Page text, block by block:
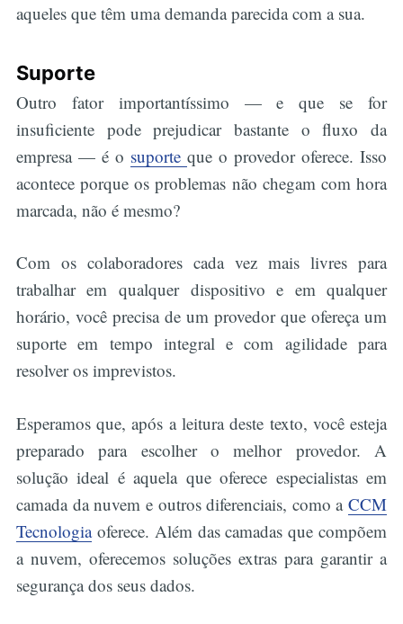
aqueles que têm uma demanda parecida com a sua.
Suporte
Outro fator importantíssimo — e que se for
insuficiente pode prejudicar bastante o fluxo da
empresa — é o suporteque o provedor oferece. Isso
acontece porque os problemas não chegam com hora
marcada, não é mesmo?
Com os colaboradores cada vez mais livres para
trabalhar em qualquer dispositivo e em qualquer
horário, você precisa de um provedor que ofereça um
suporte em tempo integral e com agilidade para
resolver os imprevistos.
Esperamos que, após a leitura deste texto, você esteja
preparado para escolher o melhor provedor. A
solução ideal é aquela que oferece especialistas em
camada da nuvem e outros diferenciais, como aCCM
Tecnologiaoferece. Além das camadas que compõem
a nuvem, oferecemos soluções extras para garantir a
segurança dos seus dados.
Buscar